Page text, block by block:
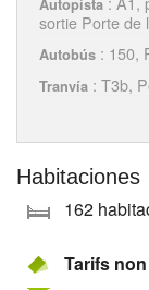
Autopista
sortie Porte de
Autobús : 150,
Tranvía : T3b,
Habitaciones
162
Tarifs